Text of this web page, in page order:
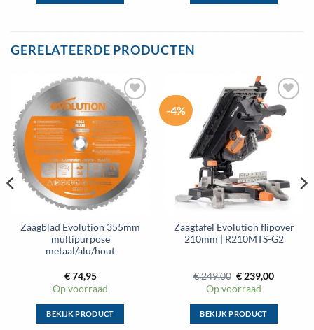
meerdere
Deze
optie
kan
gekozen
worden
op
de
productpagina
Deze
optie
kan
gekozen
worden
op
de
productpagina
GERELATEERDE PRODUCTEN
Toevoegen
aan
wenslijst
Zaagblad Evolution 355mm
multipurpose
metaal/alu/hout
€74,95
Op voorraad
BEKIJK PRODUCT
-4%
Toevoegen
aan
wenslijst
Zaagtafel Evolution flipover
210mm | R210MTS-G2
€249,00 Oorspronkelijke
was:
€ 249,00.
€ 239,00Huidige
€ 239,00.
Op voorraad
BEKIJK PRODUCT